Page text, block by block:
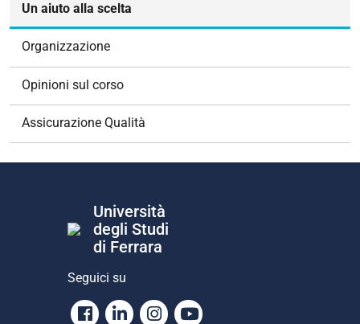
Un aiuto alla scelta
Organizzazione
Opinioni sul corso
Assicurazione Qualità
Università
degli Studi
di Ferrara
Seguici su
Facebook
LinkedinInstagram
Youtube